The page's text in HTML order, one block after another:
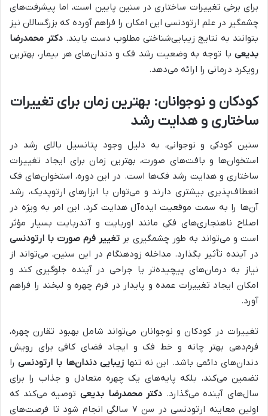
برای برخی تغییرات ساختاری در سنین پایین است، اما پیشرفت‌های
چشمگیر در علم ارتودنسی این امکان را فراهم آورده که بزرگسالان نیز
بتوانند به نتایج زیبایی‌شناختی مطلوب دست یابند. دکتر محمدرضا
بدیعی با توجه به وضعیت رشد فک و دندان‌های هر بیمار، بهترین
رویکرد درمانی را ارائه می‌دهد.
کودکان و نوجوانان: بهترین زمان برای تغییرات
ساختاری و هدایت رشد
سنین کودکی و نوجوانی، به دلیل وجود پتانسیل بالای رشد در
استخوان‌ها و بافت‌های صورت، بهترین زمان برای ایجاد تغییرات
ساختاری و هدایت رشد فک‌ها است. در این دوره، استخوان‌های فک
انعطاف‌پذیری بیشتری دارند و می‌توان با ابزارهای ارتوپدیک، رشد
آن‌ها را به سمت موقعیت ایده‌آل هدایت کرد. این امر به ویژه در
اصلاح ناهنجاری‌های فکی مانند اوربایت و آندربایت بسیار مؤثر
است و می‌تواند به طور چشمگیری بر تغییر فرم صورت با ارتودنسی
در آینده تأثیر بگذارد. مداخله زودهنگام در این سنین، می‌تواند از
نیاز به درمان‌های پیچیده‌تر یا جراحی در آینده جلوگیری کند و
امکان ایجاد تغییرات عمده و پایدار در فرم چهره و لبخند را فراهم
آورد.
تغییرات در کودکان و نوجوانان می‌تواند شامل بهبود تقارن چهره،
فرم‌دهی بهتر چانه و خط فک و ایجاد فضای کافی برای رویش
دندان‌های دائمی باشد. این نه تنهازیبایی دندان‌ها با ارتودنسیرا
تضمین می‌کند، بلکه پایه‌های یک چهره متعادل و جذاب را برای
سال‌های آینده می‌گذارد. دکتر محمدرضا بدیعی توصیه می‌کند که
اولین معاینه ارتودنسی در سن ۷ سالگی انجام شود تا فرصت‌های